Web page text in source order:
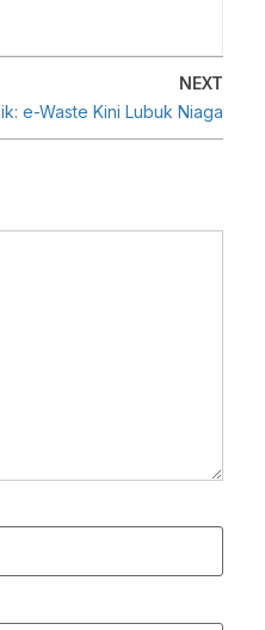
NEXT
e-Waste Kini Lubuk Niaga